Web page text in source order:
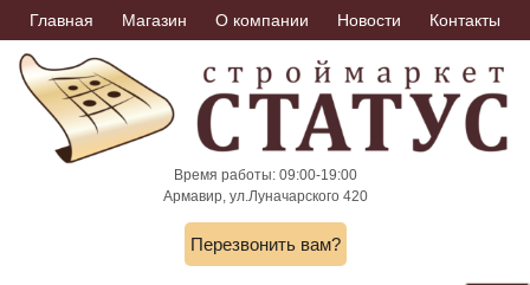
Skip
to
content
Главная Магазин О компании Новости Контакты
Время работы: 09:00-19:00
Армавир, ул.Луначарского 420
Перезвонить вам?